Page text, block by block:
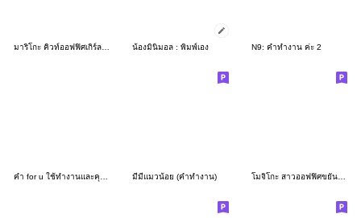
น้องมินิมอล : พิมพ์เอง N9: คำทำงาน ค่ะ 2
คำ for u ใช้ทำงานและคุยได้ทุกวันV.17 มีมี่แมวน้อย (คำทำงาน) โมจิโกะ สาวออฟฟิศขยันทำงาน Ver.Eng